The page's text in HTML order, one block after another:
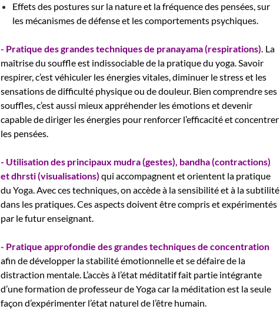
Effets des postures sur la nature et la fréquence des pensées, sur
les mécanismes de défense et les comportements psychiques.
- Pratique des grandes techniques de pranayama (respirations). La
maîtrise du souffle est indissociable de la pratique du yoga. Savoir
respirer, c’est véhiculer les énergies vitales, diminuer le stress et les
sensations de difficulté physique ou de douleur. Bien comprendre ses
souffles, c’est aussi mieux appréhender les émotions et devenir
capable de diriger les énergies pour renforcer l’efficacité et concentrer
les pensées.
- Utilisation des principaux mudra (gestes), bandha (contractions)
et dhrsti (visualisations) qui accompagnent et orientent la pratique
du Yoga. Avec ces techniques, on accède à la sensibilité et à la subtilité
dans les pratiques. Ces aspects doivent être compris et expérimentés
par le futur enseignant.
- Pratique approfondie des grandes techniques de concentration
afin de développer la stabilité émotionnelle et se défaire de la
distraction mentale. L’accès à l’état méditatif fait partie intégrante
d’une formation de professeur de Yoga car la méditation est la seule
façon d’expérimenter l’état naturel de l’être humain.